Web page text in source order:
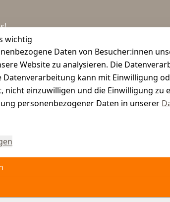
wichtig
Daten von Besucher:innen
Website zu analysieren. Die
kann mit Einwilligung
einzuwilligen und die Einwilligung zu
personenbezogener Daten in unserer